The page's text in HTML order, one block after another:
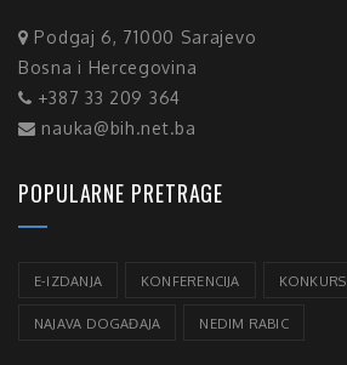
Podgaj 6, 71000 Sarajevo
Bosna i Hercegovina
+387 33 209 364
nauka@bih.net.ba
POPULARNE PRETRAGE
E-IZDANJA KONFERENCIJA KONKURS
NAJAVA DOGAĐAJA NEDIM RABIC